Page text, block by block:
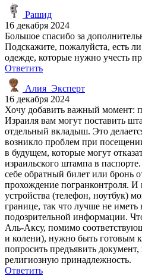
Рашид
16 декабря 2024
Большое спасибо за
Подскажите, пожалуйста, есть
одежде, которые нужно учесть
Ответить
Алия_Эксперт
16 декабря 2024
Хочу добавить важный момент:
Израиля вам могут поставить
отдельный вкладыш. Это
возникло проблем при
в будущем, которые могут
израильского штампа в
себе обратный билет или бронь
прохождение погранконтроля.
устройства (телефон, ноутбук)
границе, так что лучше не
подозрительной информации.
Аль-Аксу, помимо
и колени), нужно быть готовым к
попросить предъявить
религиозную принадлежность.
Ответить